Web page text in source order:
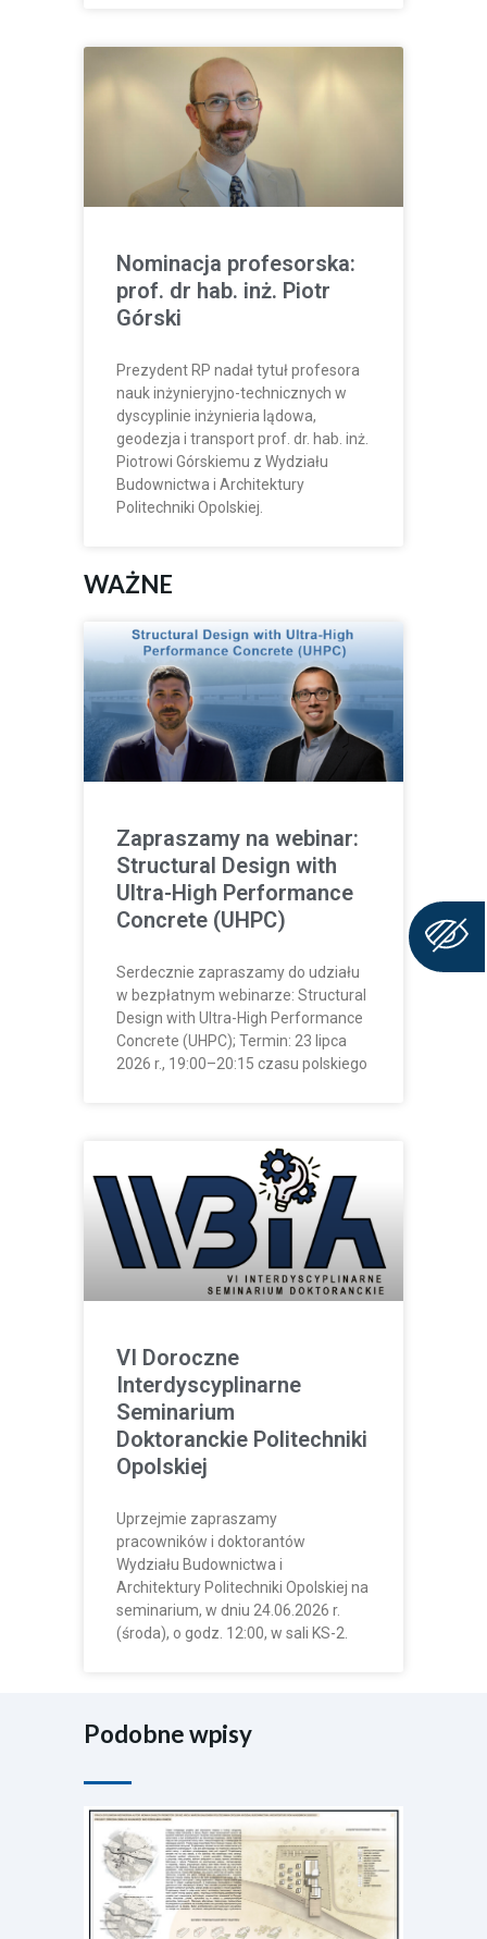
Nominacja profesorska:
prof. dr hab. inż. Piotr
Górski
Prezydent RP nadał tytuł profesora
nauk inżynieryjno-technicznych w
dyscyplinie inżynieria lądowa,
geodezja i transport prof. dr. hab. inż.
Piotrowi Górskiemu z Wydziału
Budownictwa i Architektury
Politechniki Opolskiej.
WAŻNE
Zapraszamy na webinar:
Structural Design with
Ultra-High Performance
Concrete (UHPC)
Serdecznie zapraszamy do udziału
w bezpłatnym webinarze: Structural
Design with Ultra-High Performance
Concrete (UHPC); Termin: 23 lipca
2026 r., 19:00–20:15 czasu polskiego
VI Doroczne
Interdyscyplinarne
Seminarium
Doktoranckie Politechniki
Opolskiej
Uprzejmie zapraszamy
pracowników i doktorantów
Wydziału Budownictwa i
Architektury Politechniki Opolskiej na
seminarium, w dniu 24.06.2026 r.
(środa), o godz. 12:00, w sali KS-2.
Podobne wpisy